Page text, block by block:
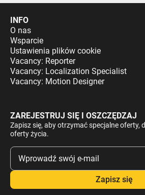
INFO
O nas
Wsparcie
Ustawienia plików cookie
Vacancy: Reporter
Vacancy: Localization Specialist
Vacancy: Motion Designer
ZAREJESTRUJ SIĘ I OSZCZĘDZAJ
Zapisz się, aby otrzymać specjalne oferty,
oferty życia.